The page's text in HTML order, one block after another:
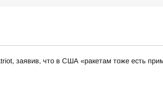
заявив, что в США «ракетам тоже есть